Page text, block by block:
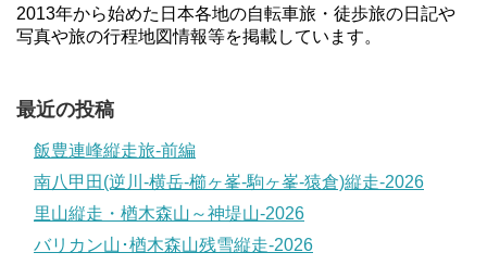
2013年から始めた日本各地の自転車旅・徒歩旅の日記や
写真や旅の行程地図情報等を掲載しています。
最近の投稿
飯豊連峰縦走旅-前編
南八甲田(逆川-横岳-櫛ヶ峯-駒ヶ峯-猿倉)縦走-2026
里山縦走・楢木森山～神堤山-2026
バリカン山･楢木森山残雪縦走-2026